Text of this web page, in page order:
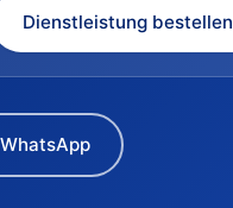
Dienstleistung bestellen